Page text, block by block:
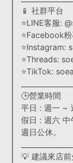
📱 社群平台
⭐LINE客服:
⭐Facebook
⭐Instagram:
⭐Threads:
⭐TikTok:
🕒營業時間
平日 : 週一 ~
假日 : 週六
週日公休。
💡 建議來店前